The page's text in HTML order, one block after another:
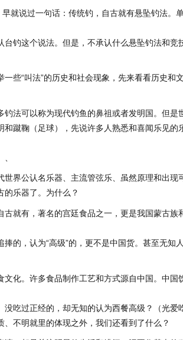
就说过一句话：传统钓，自古就有悬坠钓法。
钓这个说法。但是，不承认什么悬坠钓法和竞
些“叫法”的历史和社会现象，先来看看历史和
法可以称为现代钓鱼的鼻祖或者发明国。但是
蹴鞠（足球），先说许多人熟悉和喜闻乐见的
界公认名乐器、主流管弦乐、虽然原理和出现
的乐器了。为什么？
就有，著名的宫廷食品之一，更是我国蒙古族
的，认为“高级”的，更不是中国货。甚至无知
化。许多食品制作工艺和方式源自中国。中国
吃过正经的，却无知的认为西餐高级？（光爱
不明就里的体现之外，我们还看到了什么？